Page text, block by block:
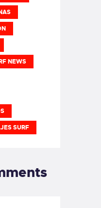
NEWS
SURF